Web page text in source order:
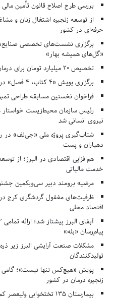
بررسی طرح اصلاح قانون تأمین مالی
از توسعه زنجیره اشتغال زنان و
حرفه‌ای در کشور
برگزاری نشست‌های تخصصی
«گل‌های همیشه بهار»
تخصیص ۲۰ میلیارد تومان برای درمان بیماران هموفیلی
برگزاری پویش «۴ کتاب، ۴ فصل» در مراکز کانون البرز
فراخوان نخستین مسابقه طراحی
رئیس سازمان محیط‌زیست خواستار
نیروی انسانی شد
شتاب‌گیری پروژه ملی «جی‌نف» در
دهیاران و پست
هم‌افزایی اقتصادی در البرز؛ از
خدمت مالیاتی
مرضیه برومند دبیر سی‌ویکمین
ظرفیت‌های مغفول گردشگری کرج در
اقتصاد محلی
پیام‌رسان «بله»
مشکلات صنعت آرایشی البرز زیر
تولیدکنندگان
پویش «هیچ‌کس تنها نیست»؛ گامی
زنجیره درمان در کشور
بیمارستان ۱۳۵ تختخوابی